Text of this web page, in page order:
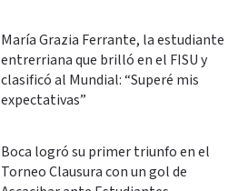
María Grazia Ferrante, la estudiante
entrerriana que brilló en el FISU y
clasificó al Mundial: “Superé mis
expectativas”
Boca logró su primer triunfo en el
Torneo Clausura con un gol de